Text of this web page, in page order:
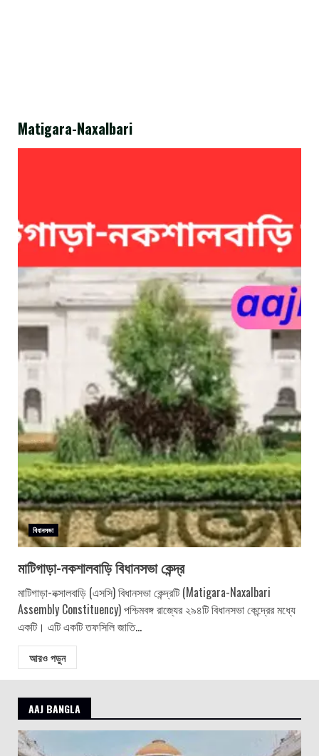
Matigara-Naxalbari
বিধানসভা
মাটিগাড়া-নকশালবাড়ি বিধানসভা কেন্দ্র
মাটিগাড়া-নক্সালবাড়ি (এসসি) বিধানসভা কেন্দ্রটি (Matigara-Naxalbari
Assembly Constituency) পশ্চিমবঙ্গ রাজ্যের ২৯৪টি বিধানসভা কেন্দ্রের মধ্যে
একটি। এটি একটি তফসিলি জাতি...
আরও পড়ুন
AAJ BANGLA